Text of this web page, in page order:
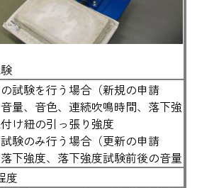
試験を行う場合（新規の申請
量、音色、連続吹鳴時間、落下強
け紐の引っ張り強度
験のみ行う場合（更新の申請
下強度、落下強度試験前後の音量
度